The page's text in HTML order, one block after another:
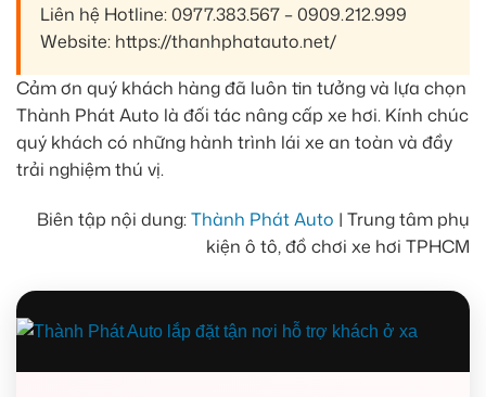
Liên hệ Hotline: 0977.383.567 – 0909.212.999
Website: https://thanhphatauto.net/
Cảm ơn quý khách hàng đã luôn tin tưởng và lựa chọn
Thành Phát Auto là đối tác nâng cấp xe hơi. Kính chúc
quý khách có những hành trình lái xe an toàn và đầy
trải nghiệm thú vị.
Biên tập nội dung:Thành Phát Auto | Trung tâm phụ
kiện ô tô, đồ chơi xe hơi TPHCM